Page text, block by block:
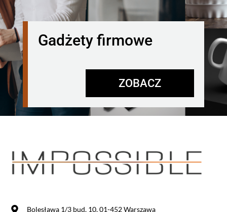
Gadżety firmowe
ZOBACZ
Bolesława 1/3 bud. 10, 01-452 Warszawa